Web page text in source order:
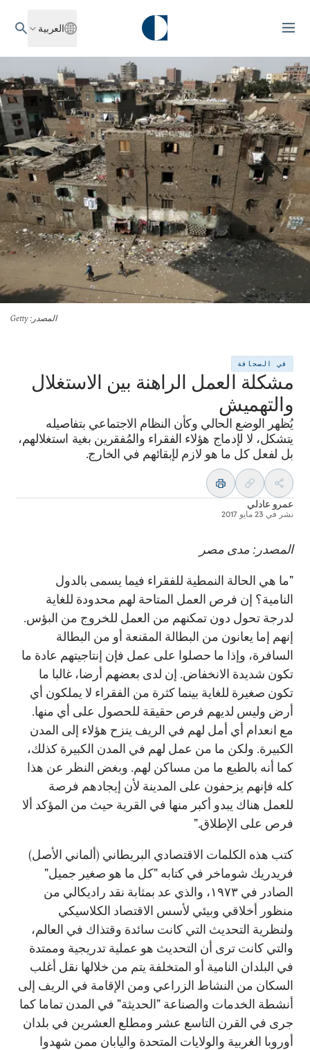
العربية
المصدر : Getty
في الصحافة
مشكلة العمل الراهنة بين الاستغلال
والتهميش
يُظهر الوضع الحالي وكأن النظام الاجتماعي بتفاصيله
يتشكل، لا لإدماج هؤلاء الفقراء والمُفقرين بغية استغلالهم،
بل لفعل كل ما هو لازم لإبقائهم في الخارج.
عمرو عادلي
نشر في 23 مايو 2017
المصدر: مدى مصر
"ما هي الحالة النمطية للفقراء فيما يسمى بالدول
النامية؟ إن فرص العمل المتاحة لهم محدودة للغاية
لدرجة تحول دون تمكنهم من العمل للخروج من البؤس.
إنهم إما يعانون من البطالة المقنعة أو من البطالة
السافرة، وإذا ما حصلوا على عمل فإن إنتاجيتهم عادة ما
تكون شديدة الانخفاض. إن لدى بعضهم أرضا، غالبا ما
تكون صغيرة للغاية بينما كثرة من الفقراء لا يملكون أي
أرض وليس لديهم فرص حقيقة للحصول على أي منها.
مع انعدام أي أمل لهم في الريف ينزح هؤلاء إلى المدن
الكبيرة. ولكن ما من عمل لهم في المدن الكبيرة كذلك،
كما أنه بالطبع ما من مساكن لهم. وبغض النظر عن هذا
كله فإنهم يزحفون على المدينة لأن إيجادهم فرصة
للعمل هناك يبدو أكبر منها في القرية حيث من المؤكد ألا
فرص على الإطلاق."
كتب هذه الكلمات الاقتصادي البريطاني (ألماني الأصل)
فريدريك شوماخر في كتابه "كل ما هو صغير جميل"
الصادر في ١٩٧٣، والذي عد بمثابة نقد راديكالي من
منظور أخلاقي وبيئي لأسس الاقتصاد الكلاسيكي
ولنظرية التحديث التي كانت سائدة وقتذاك في العالم،
والتي كانت ترى أن التحديث هو عملية تدريجية وممتدة
في البلدان النامية أو المتخلفة يتم من خلالها نقل أغلب
السكان من النشاط الزراعي ومن الإقامة في الريف إلى
أنشطة الخدمات والصناعة "الحديثة" في المدن تماما كما
جرى في القرن التاسع عشر ومطلع العشرين في بلدان
أوروبا الغربية والولايات المتحدة واليابان ممن شهدوا